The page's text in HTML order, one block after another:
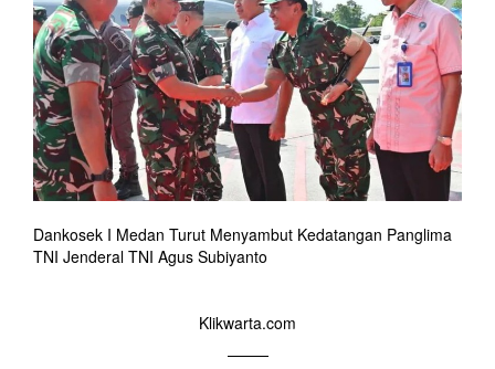
Dankosek I Medan Turut Menyambut Kedatangan Panglima
TNI Jenderal TNI Agus Subiyanto
Klikwarta.com